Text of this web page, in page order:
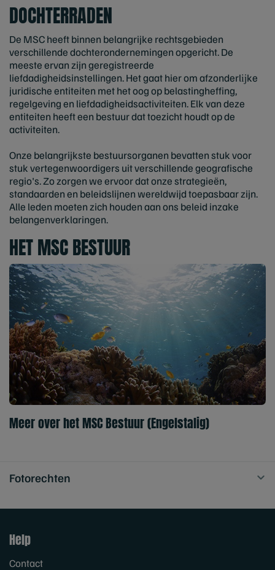
DOCHTERRADEN
De MSC heeft binnen belangrijke rechtsgebieden
verschillende dochterondernemingen opgericht. De
meeste ervan zijn geregistreerde
liefdadigheidsinstellingen. Het gaat hier om afzonderlĳke
juridische entiteiten met het oog op belastingheffing,
regelgeving en liefdadigheidsactiviteiten. Elk van deze
entiteiten heeft een bestuur dat toezicht houdt op de
activiteiten.
Onze belangrijkste bestuursorganen bevatten stuk voor
stuk vertegenwoordigers uit verschillende geografische
regio's. Zo zorgen we ervoor dat onze strategieën,
standaarden en beleidslijnen wereldwijd toepasbaar zijn.
Alle leden moeten zich houden aan ons beleid inzake
belangenverklaringen.
HET MSC BESTUUR
Meer over het MSC Bestuur (Engelstalig)
Fotorechten
Help
Contact